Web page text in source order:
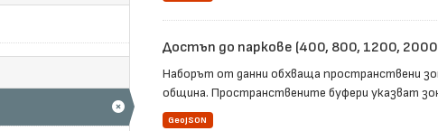
Достъп до паркове (400, 800, 1200,
Наборът от данни обхваща пространствени
община. Пространствените буфери указват
GeoJSON